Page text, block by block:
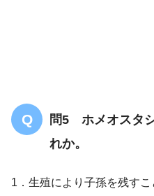
問5 ホメオスタ
れか。
1．生殖により子孫を残すこ